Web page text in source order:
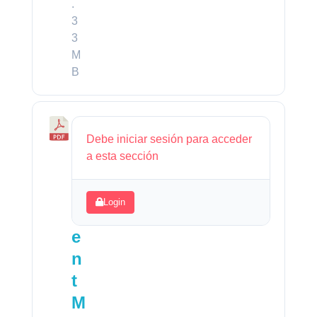
.
3
3
M
B
P
m
e
n
t
M
Debe iniciar sesión para acceder
a esta sección
Login